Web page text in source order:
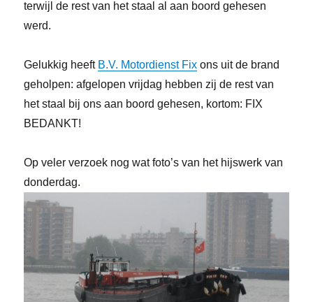
terwijl de rest van het staal al aan boord gehesen
werd.
Gelukkig heeft B.V. Motordienst Fix ons uit de brand
geholpen: afgelopen vrijdag hebben zij de rest van
het staal bij ons aan boord gehesen, kortom: FIX
BEDANKT!
Op veler verzoek nog wat foto’s van het hijswerk van
donderdag.